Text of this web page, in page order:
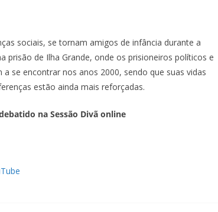
sociais, se tornam amigos de infância durante a
prisão de Ilha Grande, onde os prisioneiros políticos e
se encontrar nos anos 2000, sendo que suas vidas
estão ainda mais reforçadas.
na Sessão Divã online